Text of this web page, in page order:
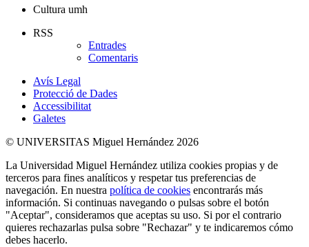
Cultura umh
RSS
Entrades
Comentaris
Avís Legal
Protecció de Dades
Accessibilitat
Galetes
© UNIVERSITAS Miguel Hernández 2026
La Universidad Miguel Hernández utiliza cookies propias y de
terceros para fines analíticos y respetar tus preferencias de
navegación. En nuestra política de cookies encontrarás más
información. Si continuas navegando o pulsas sobre el botón
"Aceptar", consideramos que aceptas su uso. Si por el contrario
quieres rechazarlas pulsa sobre "Rechazar" y te indicaremos cómo
debes hacerlo.